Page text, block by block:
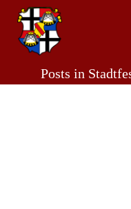
Posts in